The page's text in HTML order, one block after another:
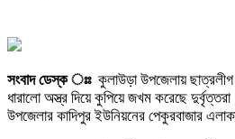
সংবাদ ডেস্ক ঃঃ কুলাউড়া উপজেলায়
ধারালো অস্ত্র দিয়ে কুপিয়ে জখম করেছে
উপজেলার কাদিপুর ইউনিয়নের পেকুরবাজার